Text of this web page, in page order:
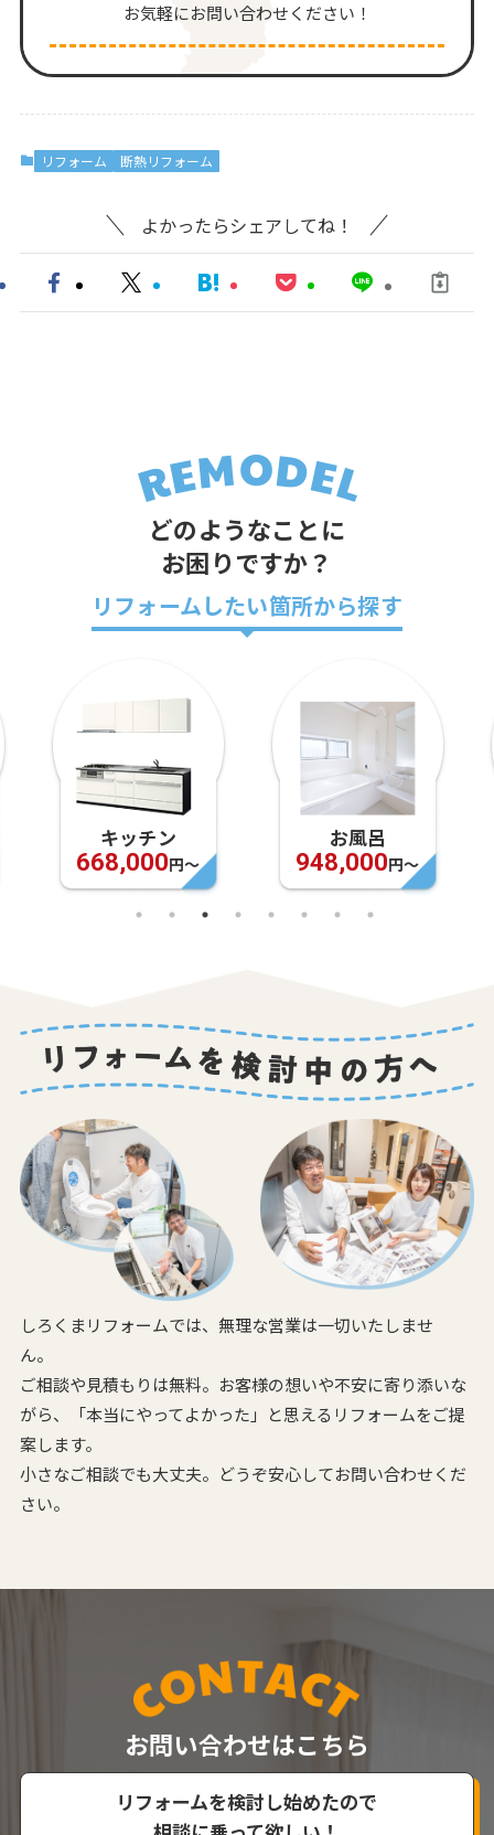
お気軽にお問い合わせください！
リフォーム 断熱リフォーム
よかったらシェアしてね！
どのようなことに
お困りですか？
リフォームしたい箇所から探す
キッチン
668,000円〜
お風呂
948,000円〜
しろくまリフォームでは、無理な営業は一切いたしませ
ん。
ご相談や見積もりは無料。お客様の想いや不安に寄り添いな
がら、
「本当にやってよかった」と思えるリフォームをご提
案します。
小さなご相談でも大丈夫。どうぞ安心してお問い合わせくだ
さい。
お問い合わせはこちら
リフォームを検討し始めたので